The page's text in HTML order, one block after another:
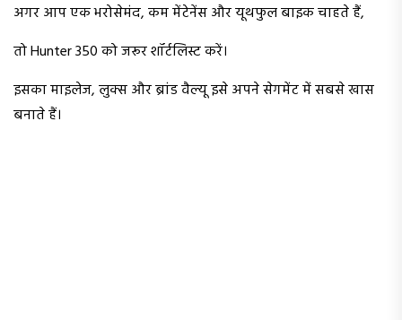
अगर आप एक भरोसेमंद, कम मेंटेनेंस और यूथफुल बाइक चाहते हैं,
तो Hunter 350 को जरूर शॉर्टलिस्ट करें।
इसका माइलेज, लुक्स और ब्रांड वैल्यू इसे अपने सेगमेंट में सबसे खास
बनाते हैं।